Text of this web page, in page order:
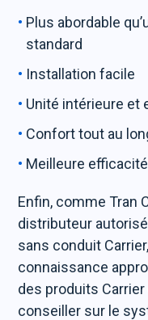
Plus abordable
standard
Installation facile
Unité intérieure et
Confort tout au
Meilleure
Enfin, comme Tran
distributeur
sans conduit
connaissance
des produits
conseiller sur le